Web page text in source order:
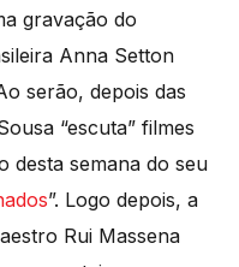
gravação do
Anna Setton
serão, depois das
“escuta” filmes
desta semana do seu
”. Logo depois, a
Rui Massena